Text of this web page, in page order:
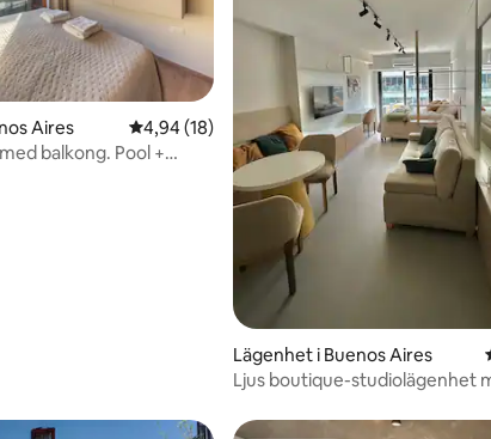
22 omdömen
Aires 4,94 av 5 i genomsnittligt betyg, 18
4,94 (18)
balkong. Pool +
Lägenhet i Buenos Aires
Ljus boutique-studiolägenhet